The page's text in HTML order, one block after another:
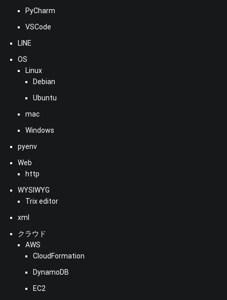
PyCharm
VSCode
LINE
OS
Linux
Debian
Ubuntu
mac
Windows
pyenv
Web
http
WYSIWYG
Trix editor
xml
クラウド
AWS
CloudFormation
DynamoDB
EC2